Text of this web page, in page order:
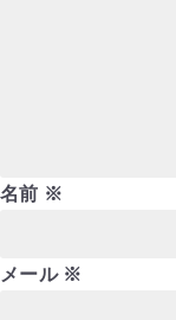
名前 ※
メール ※